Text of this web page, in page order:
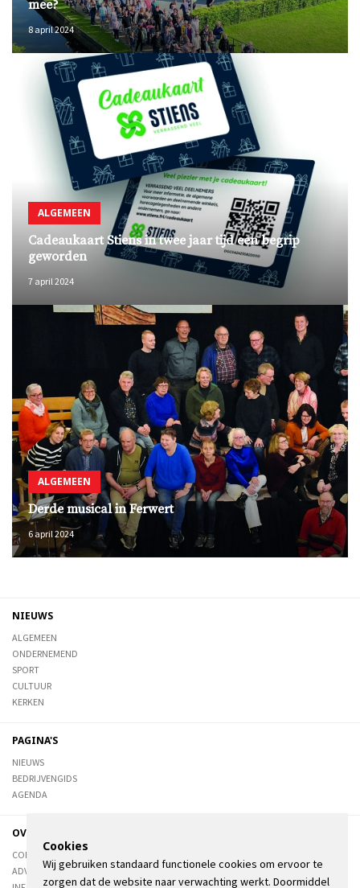
mee?
8 april 2024
ALGEMEEN
Cadeaukaart Stiens in twee jaar tijd een begrip
geworden
7 april 2024
ALGEMEEN
Derde musical in Ferwert
6 april 2024
NIEUWS
ALGEMEEN
ONDERNEMEND
SPORT
CULTUUR
KERKEN
PAGINA'S
NIEUWS
BEDRIJVENGIDS
AGENDA
OVER DE STIENSER
CONTACT
ADVERTEREN
Cookies
Wij gebruiken standaard functionele cookies om ervoor te
zorgen dat de website naar verwachting werkt. Doormiddel